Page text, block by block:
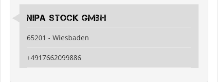
Nipa Stock GmbH
65201 - Wiesbaden
+4917662099886